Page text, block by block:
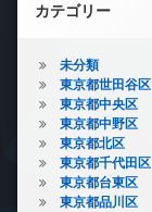
カテゴリー
未分類
東京都世田谷区
東京都中央区
東京都中野区
東京都北区
東京都千代田区
東京都台東区
東京都品川区